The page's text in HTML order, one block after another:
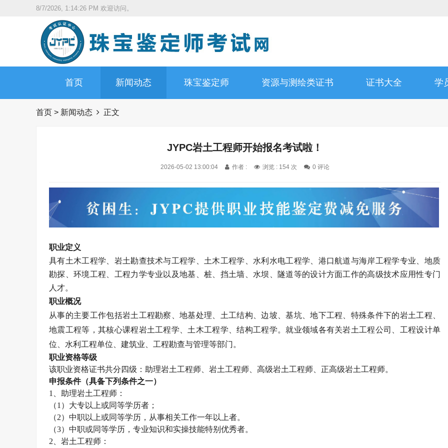
8/7/2026, 1:14:27 PM 欢迎访问。
首页 新闻动态 珠宝鉴定师 资源与测绘类证书 证书大全 学
首页 > 新闻动态 正文
JYPC岩土工程师开始报名考试啦！
2026-05-02 13:00:04 作者 : 浏览 : 154 次 0 评论
职业定义
具有土木工程学、岩土勘查技术与工程学、土木工程学、水利水电工程学、港口航道与海岸工程学专业、地质
勘探、环境工程、工程力学专业以及地基、桩、挡土墙、水坝、隧道等的设计方面工作的高级技术应用性专门
人才。
职业概况
从事的主要工作包括岩土工程勘察、地基处理、土工结构、边坡、基坑、地下工程、特殊条件下的岩土工程、
地震工程等，其核心课程岩土工程学、土木工程学、结构工程学。就业领域各有关岩土工程公司、工程设计单
位、水利工程单位、建筑业、工程勘查与管理等部门。
职业资格等级
该职业资格证书共分四级：助理岩土工程师 岩土工程师 、高级岩土工程师 、正高级岩土工程师。
申报条件（具备下列条件之一）
1、助理岩土工程师 ：
（1）大专以上或同等学历者；
（2）中职以上或同等学历，从事相关工作一年以上者。
（3）中职或同等学历，专业知识和实操技能特别优秀者。
2、 岩土工程师 ：